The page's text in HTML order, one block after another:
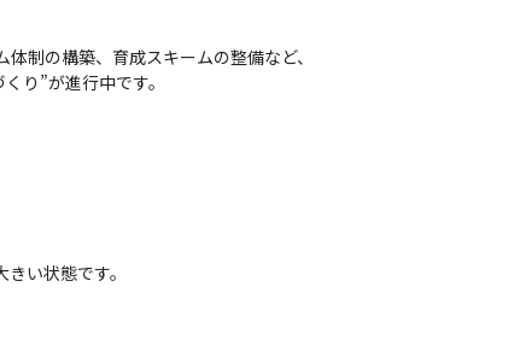
制の構築、育成スキームの整備など、
り”が進行中です。
い状態です。